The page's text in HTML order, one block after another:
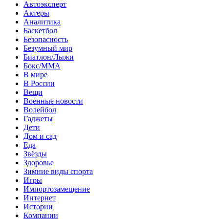
Автоэксперт
Актеры
Аналитика
Баскетбол
Безопасность
Безумный мир
Биатлон/Лыжи
Бокс/MMA
В мире
В России
Вещи
Военные новости
Волейбол
Гаджеты
Дети
Дом и сад
Еда
Звёзды
Здоровье
Зимние виды спорта
Игры
Импортозамещение
Интернет
Истории
Компании